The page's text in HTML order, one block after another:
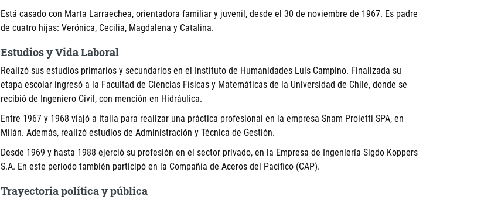
Está casado con Marta Larraechea, orientadora familiar y juvenil, desde el 30 de noviembre de 1967. Es padre
de cuatro hijas: Verónica, Cecilia, Magdalena y Catalina.
Estudios y Vida Laboral
Realizó sus estudios primarios y secundarios en el Instituto de Humanidades Luis Campino. Finalizada su
etapa escolar ingresó a la Facultad de Ciencias Físicas y Matemáticas de la Universidad de Chile, donde se
recibió de Ingeniero Civil, con mención en Hidráulica.
Entre 1967 y 1968 viajó a Italia para realizar una práctica profesional en la empresa Snam Proietti SPA, en
Milán. Además, realizó estudios de Administración y Técnica de Gestión.
Desde 1969 y hasta 1988 ejerció su profesión en el sector privado, en la Empresa de Ingeniería Sigdo Koppers
S.A. En este periodo también participó en la Compañía de Aceros del Pacífico (CAP).
Trayectoria política y pública